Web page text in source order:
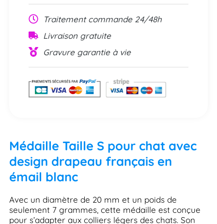
Traitement commande 24/48h
Livraison gratuite
Gravure garantie à vie
Médaille Taille S pour chat avec
design drapeau français en
émail blanc
Avec un diamètre de 20 mm et un poids de
seulement 7 grammes, cette médaille est conçue
pour s’adapter aux colliers légers des chats. Son